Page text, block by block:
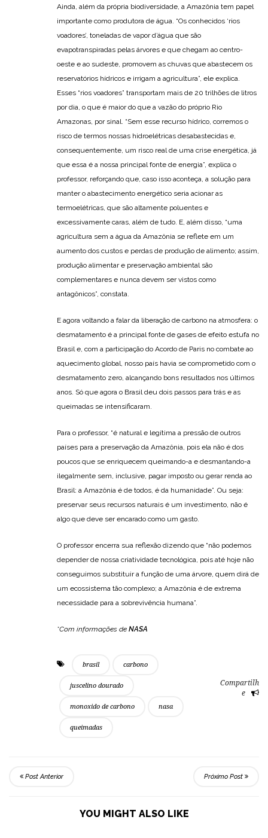
Ainda, além da própria biodiversidade, a Amazônia tem papel
importante como produtora de água. “Os conhecidos ‘rios
voadores’, toneladas de vapor d’água que são
evapotranspiradas pelas árvores e que chegam ao centro-
oeste e ao sudeste, promovem as chuvas que abastecem os
reservatórios hídricos e irrigam a agricultura”, ele explica.
Esses “rios voadores” transportam mais de 20 trilhões de litros
por dia, o que é maior do que a vazão do próprio Rio
Amazonas, por sinal. “Sem esse recurso hídrico, corremos o
risco de termos nossas hidroelétricas desabastecidas e,
consequentemente, um risco real de uma crise energética, já
que essa é a nossa principal fonte de energia”, explica o
professor, reforçando que, caso isso aconteça, a solução para
manter o abastecimento energético seria acionar as
termoelétricas, que são altamente poluentes e
excessivamente caras, além de tudo. E, além disso, “uma
agricultura sem a água da Amazônia se reflete em um
aumento dos custos e perdas de produção de alimento; assim,
produção alimentar e preservação ambiental são
complementares e nunca devem ser vistos como
antagônicos”, constata.
E agora voltando a falar da liberação de carbono na atmosfera: o
desmatamento é a principal fonte de gases de efeito estufa no
Brasil e, com a participação do Acordo de Paris no combate ao
aquecimento global, nosso país havia se comprometido com o
desmatamento zero, alcançando bons resultados nos últimos
anos. Só que agora o Brasil deu dois passos para trás e as
queimadas se intensificaram.
Para o professor, “é natural e legítima a pressão de outros
países para a preservação da Amazônia, pois ela não é dos
poucos que se enriquecem queimando-a e desmantando-a
ilegalmente sem, inclusive, pagar imposto ou gerar renda ao
Brasil: a Amazônia é de todos, é da humanidade”. Ou seja:
preservar seus recursos naturais é um investimento, não é
algo que deve ser encarado como um gasto.
O professor encerra sua reflexão dizendo que “não podemos
depender de nossa criatividade tecnológica, pois até hoje não
conseguimos substituir a função de uma árvore, quem dirá de
um ecossistema tão complexo; a Amazônia é de extrema
necessidade para a sobrevivência humana”.
*Com informações de NASA
brasil carbono
juscelino dourado
monoxido de carbono nasa
queimadas
Compartilh
e
Post Anterior Próximo Post
YOU MIGHT ALSO LIKE